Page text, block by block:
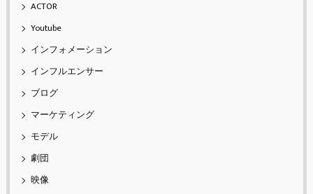
ACTOR
Youtube
インフォメーション
インフルエンサー
ブログ
マーケティング
モデル
劇団
映像